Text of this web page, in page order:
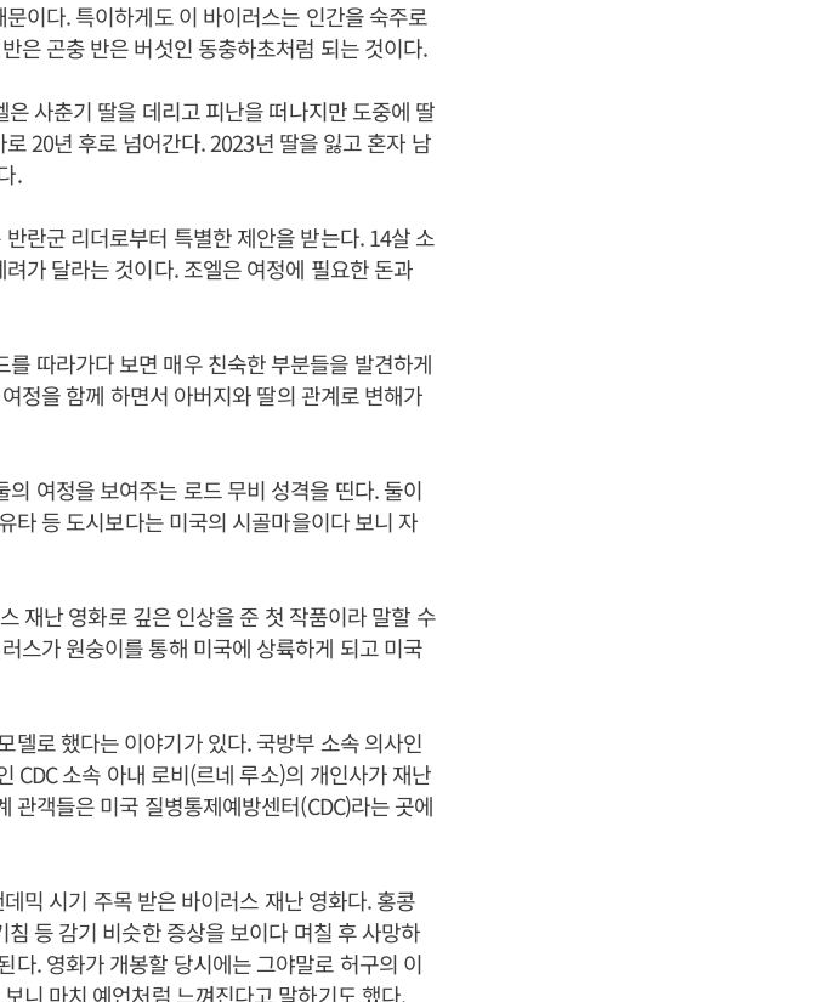
이다. 특이하게도 이 바이러스는 인간을 숙주로
은 곤충 반은 버섯인 동충하초처럼 되는 것이다.
사춘기 딸을 데리고 피난을 떠나지만 도중에 딸
20년 후로 넘어간다. 2023년 딸을 잃고 혼자 남
.
란군 리더로부터 특별한 제안을 받는다. 14살 소
가 달라는 것이다. 조엘은 여정에 필요한 돈과
따라가다 보면 매우 친숙한 부분들을 발견하게
정을 함께 하면서 아버지와 딸의 관계로 변해가
여정을 보여주는 로드 무비 성격을 띤다. 둘이
타 등 도시보다는 미국의 시골마을이다 보니 자
재난 영화로 깊은 인상을 준 첫 작품이라 말할 수
스가 원숭이를 통해 미국에 상륙하게 되고 미국
델로 했다는 이야기가 있다. 국방부 소속 의사인
CDC 소속 아내 로비(르네 루소)의 개인사가 재난
객들은 미국 질병통제예방센터(CDC)라는 곳에
믹 시기 주목 받은 바이러스 재난 영화다. 홍콩
등 감기 비슷한 증상을 보이다 며칠 후 사망하
다. 영화가 개봉할 당시에는 그야말로 허구의 이
니 마치 예언처럼 느껴진다고 말하기도 했다.